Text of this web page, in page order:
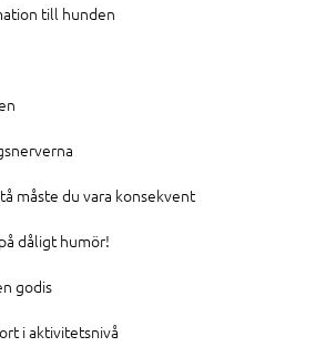
till hunden
måste du vara konsekvent
dåligt humör!
godis
i aktivitetsnivå